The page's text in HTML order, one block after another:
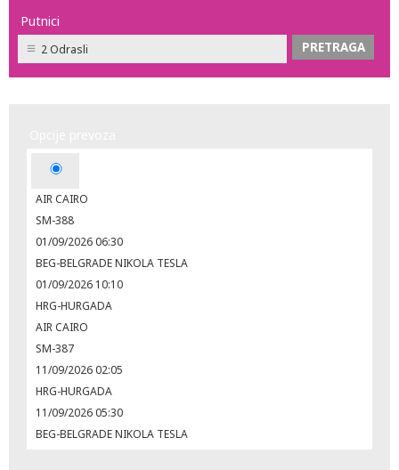
Putnici
2 Odrasli
AIR CAIRO
SM-388
01/09/2026 06:30
BEG-BELGRADE NIKOLA TESLA
01/09/2026 10:10
HRG-HURGADA
AIR CAIRO
SM-387
11/09/2026 02:05
HRG-HURGADA
11/09/2026 05:30
BEG-BELGRADE NIKOLA TESLA